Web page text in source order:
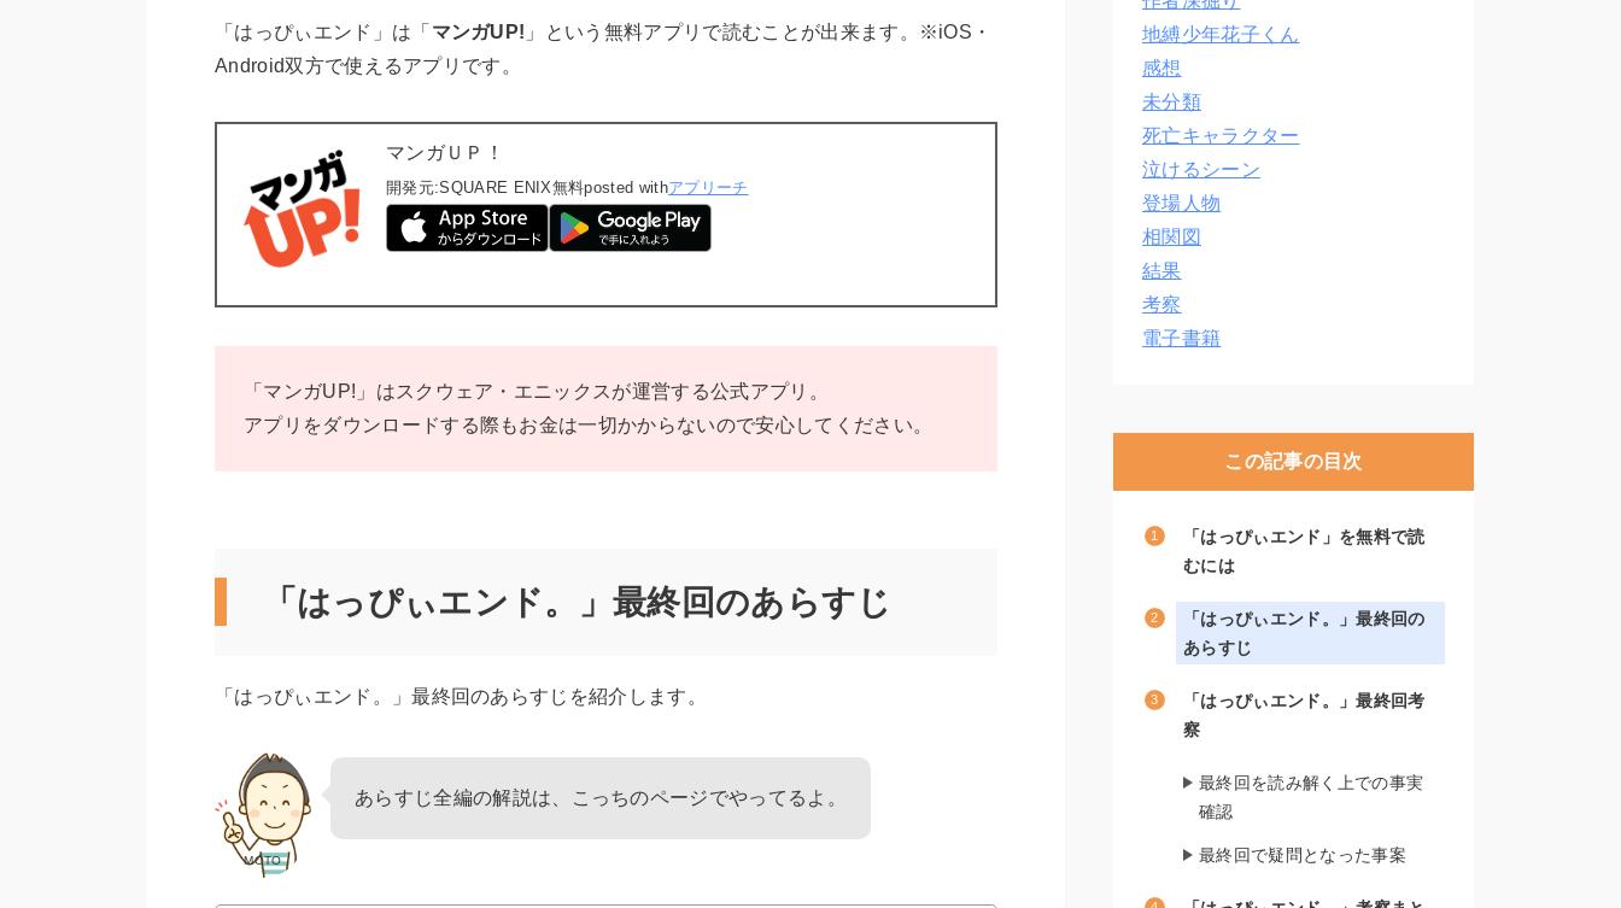
「はっぴぃエンド」は「 マンガUP! 」という無料アプリで読むことが出来ます。※iOS・
Android双方で使えるアプリです。
マンガＵＰ！
開発元:SQUARE ENIX無料posted withアプリーチ
「マンガUP!」はスクウェア・エニックスが運営する公式アプリ。
アプリをダウンロードする際もお金は一切かからないので安心してください。
「はっぴぃエンド。」最終回のあらすじ
「はっぴぃエンド。」最終回のあらすじを紹介します。
MOTO
あらすじ全編の解説は、こっちのページでやってるよ。
地縛少年花子くん
感想
未分類
死亡キャラクター
泣けるシーン
登場人物
相関図
結果
考察
電子書籍
この記事の目次
「はっぴぃエンド」を無料で読
むには
「はっぴぃエンド。」最終回の
あらすじ
「はっぴぃエンド。」最終回考
察
最終回を読み解く上での事実
確認
最終回で疑問となった事案